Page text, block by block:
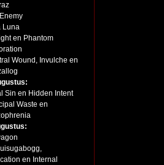
Luna
en Phantom
Wound, Invulche en
Sin en Hidden Intent
Waste en
en Internal